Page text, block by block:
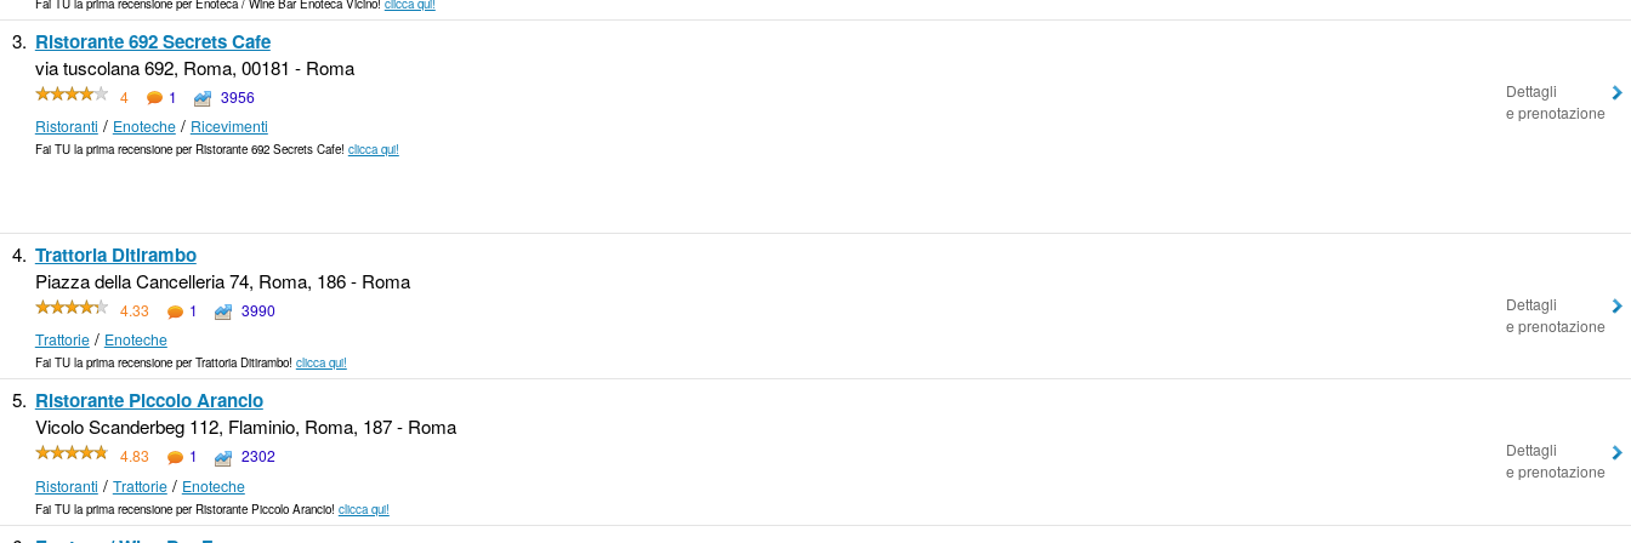
3. Ristorante 692 Secrets Cafe
via tuscolana 692, Roma, 00181 - Roma
4 1
3956
Ristoranti / Enoteche/ Ricevimenti
Dettagli
e prenotazione
Fai TU la prima recensione per Ristorante 692 Secrets Cafe! clicca qui!
4. Trattoria Ditirambo
Piazza della Cancelleria 74, Roma, 186 - Roma
4.33 1
3990
Trattorie/ Enoteche
Dettagli
e prenotazione
Fai TU la prima recensione per Trattoria Ditirambo! clicca qui!
5. Ristorante Piccolo Arancio
Vicolo Scanderbeg 112, Flaminio, Roma, 187 - Roma
4.83 1
2302
Ristoranti / Trattorie/ Enoteche
Dettagli
e prenotazione
Fai TU la prima recensione per Ristorante Piccolo Arancio! clicca qui!